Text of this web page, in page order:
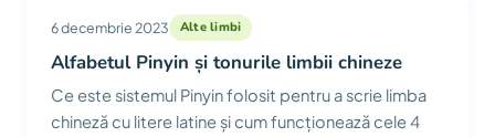
6 decembrie 2023 Alte limbi
Alfabetul Pinyin și tonurile limbii chineze
Ce este sistemul Pinyin folosit pentru a scrie limba
chineză cu litere latine și cum funcționează cele 4